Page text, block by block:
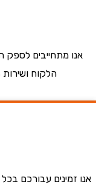
מתחייבים לספק
הלקוח ושירות
עבורכם בכל